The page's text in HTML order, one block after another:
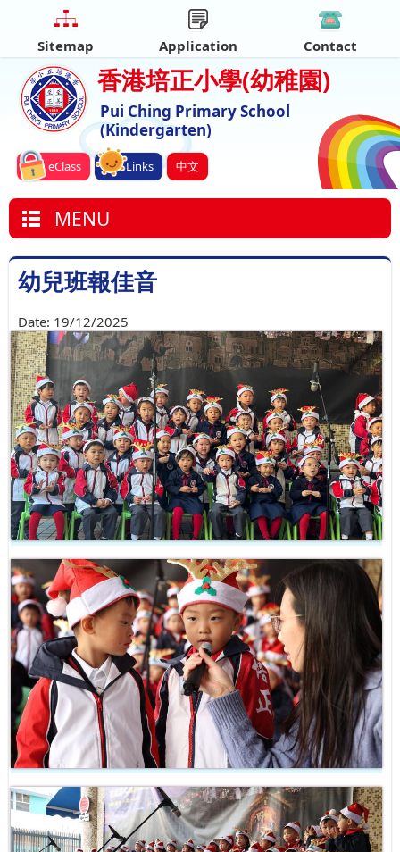
香港培正小學(幼稚園)
Pui Ching Primary School
(Kindergarten)
eClass Links 中文
Sitemap Application Contact
MENU
幼兒班報佳音
Date: 19/12/2025